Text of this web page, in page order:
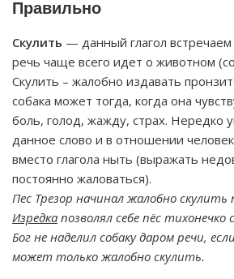
Правильно
Скулить — данный глагол встречаем
речь чаще всего идет о животном
Скулить – жалобно издавать
собака может тогда, когда она
боль, голод, жажду, страх. Нередко
данное слово и в отношении
вместо глагола ныть (выражать
постоянно жаловаться).
Пес Трезор начинал жалобно скулить
Изредка позволял себе пёс тихонечко
Бог не наделил собаку даром речи,
может только жалобно скулить.